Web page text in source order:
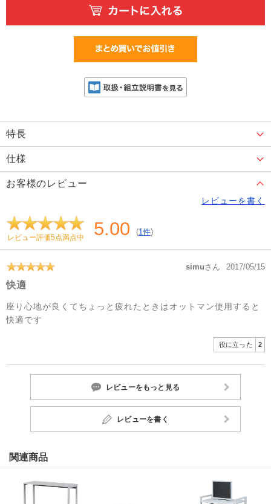
特長
仕様
お客様のレビュー
レビューを書く
レビュー評価5点満点中 5.00 (1件)
simuさん 2017/05/15
快適
座り心地が良くてちょっと疲れたときはオットマン使用すると
快適です
役に立った 2
レビューをもっと見る
レビューを書く
関連商品